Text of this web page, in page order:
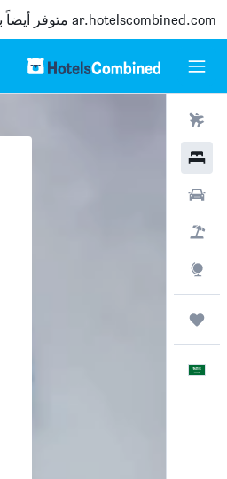
ar.hotelscombined.com متوفر أيضاً